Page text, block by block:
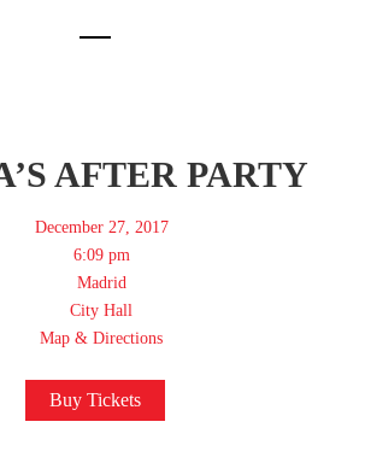
AFTER PARTY
December 27, 2017
6:09 pm
Madrid
City Hall
Map & Directions
Buy Tickets